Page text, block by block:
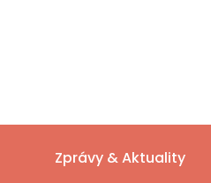
Zprávy & Aktuality